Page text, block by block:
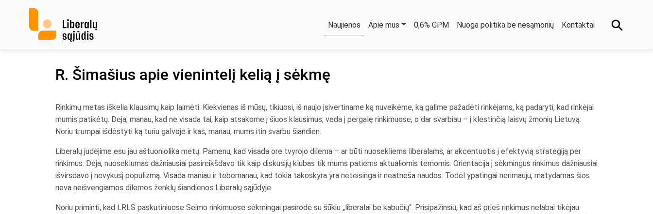
Naujienos Apie mus 0,6% GPM Nuoga politika be nesąmonių Kontaktai
R. Šimašius apie vienintelį kelią į sėkmę
Rinkimų metas iškelia klausimų kaip laimėti. Kiekvienas iš mūsų, tikiuosi, iš naujo įsivertiname ką nuveikėme, ką galime pažadėti rinkėjams, ką padaryti, kad rinkėjai
mumis patikėtų. Deja, manau, kad ne visada tai, kaip atsakome į šiuos klausimus, veda į pergalę rinkimuose, o dar svarbiau – į klestinčią laisvų žmonių Lietuvą.
Noriu trumpai išdėstyti ką turiu galvoje ir kas, manau, mums itin svarbu šiandien.
Liberalų judėjime esu jau aštuoniolika metų. Pamenu, kad visada ore tvyrojo dilema – ar būti nuosekliems liberalams, ar akcentuotis į efektyvią strategiją per
rinkimus. Deja, nuoseklumas dažniausiai pasireikšdavo tik kaip diskusijų klubas tik mums patiems aktualiomis temomis. Orientacija į sėkmingus rinkimus dažniausiai
išvirsdavo į nevykusį populizmą. Visada maniau ir tebemanau, kad tokia takoskyra yra neteisinga ir neatneša naudos. Todėl ypatingai nerimauju, matydamas šios
neva neišvengiamos dilemos ženklų šiandienos Liberalų sąjūdyje.
Noriu priminti, kad LRLS paskutiniuose Seimo rinkimuose sėkmingai pasirodė su šūkiu „liberalai be kabučių“. Prisipažinsiu, kad aš prieš rinkimus nelabai tikėjau